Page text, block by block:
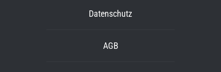
Datenschutz
AGB